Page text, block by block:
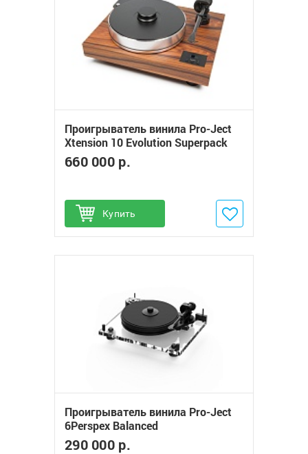
Проигрыватель винила Pro-Ject
Xtension 10 Evolution Superpack
(MC Cadenza Red)
660 000 р.
Купить
Добавить в избранное
Проигрыватель винила Pro-Ject
6Perspex Balanced
290 000 р.